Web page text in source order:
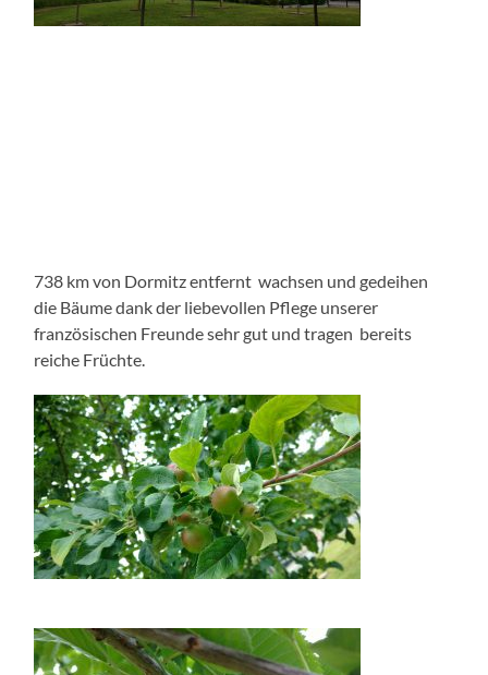
738 km von Dormitz entfernt wachsen und gedeihen
die Bäume dank der liebevollen Pflege unserer
französischen Freunde sehr gut und tragen bereits
reiche Früchte.